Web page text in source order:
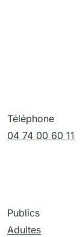
Publics
Adultes
Téléphone
04 74 00 60 11